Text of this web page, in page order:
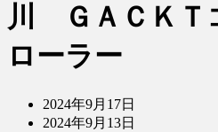
川 ＧＡＣＫＴ
ローラー
2024年9月17日
2024年9月13日